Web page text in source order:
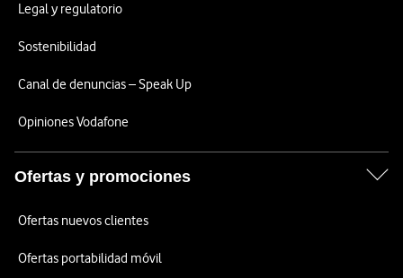
Legal y regulatorio
Sostenibilidad
Canal de denuncias – Speak Up
Opiniones Vodafone
Ofertas y promociones
Ofertas nuevos clientes
Ofertas portabilidad móvil